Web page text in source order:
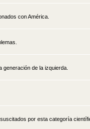
con América.
generación de la izquierda.
por esta categoría